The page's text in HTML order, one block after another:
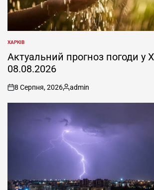
ОПУБЛІКУВАТИ
ХАРКІВ
Актуальний прогноз погоди у
08.08.2026
on
8 Серпня, 2026
Опубліковано
admin